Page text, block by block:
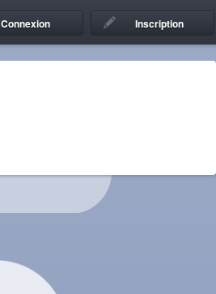
Connexion Inscription